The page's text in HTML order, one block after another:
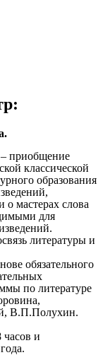
приобщение
классической
образования
о мастерах слова
для
литературы и
обязательного
по литературе
В.П.Полухин.
и